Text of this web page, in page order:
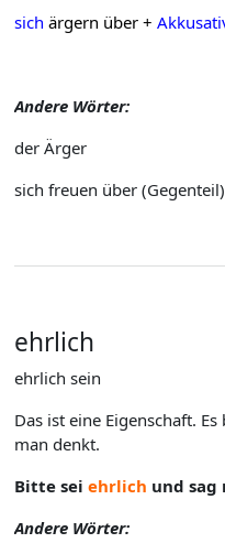
sich ärgern über +
Andere Wörter:
der Ärger
sich freuen über (Gegenteil)
ehrlich
ehrlich sein
Das ist eine Eigenschaft.
man denkt.
Bitte sei ehrlich und sag
Andere Wörter: